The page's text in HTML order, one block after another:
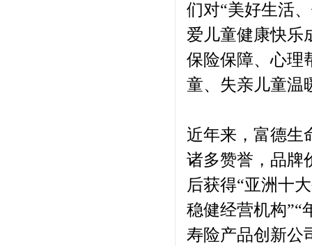
们对“美好生活
爱儿童健康快乐
保险保障、心理
童、失亲儿童温
近年来，富德生
诸多赞誉，品牌
后获得“亚洲十
稳健经营机构”“
寿险产品创新公